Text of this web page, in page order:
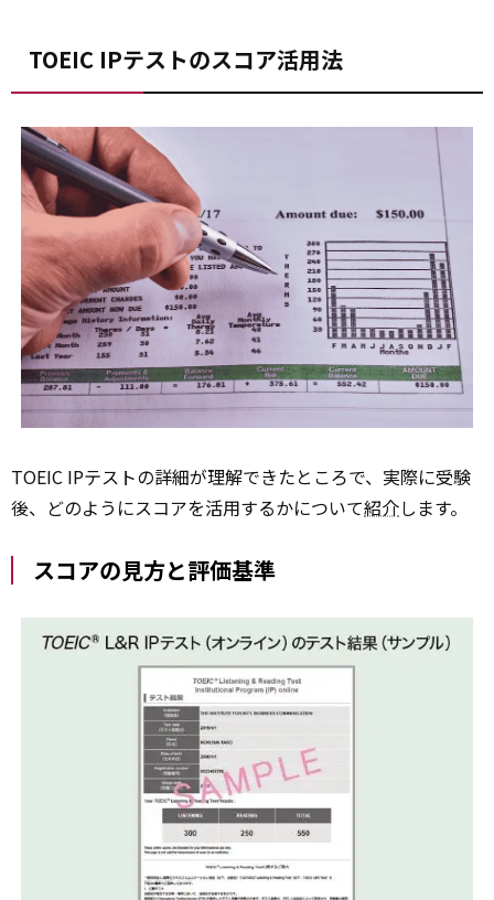
TOEIC IPテストのスコア活用法
TOEIC IPテストの詳細が理解できたところで、実際に受験
後、どのようにスコアを活用するかについて紹介します。
スコアの見方と評価基準